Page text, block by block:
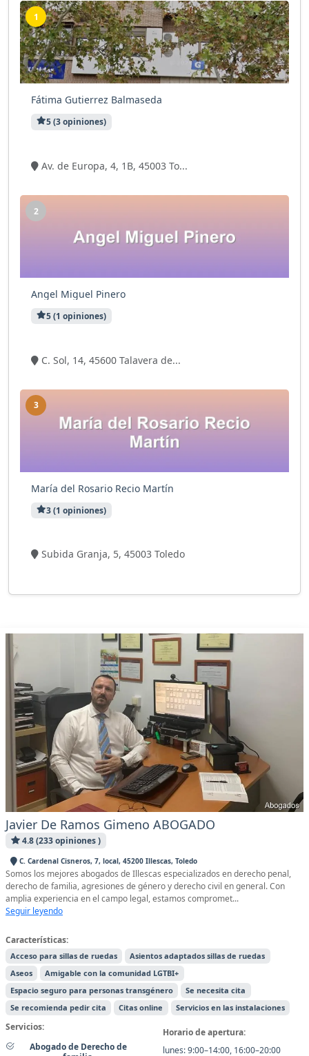
1
Fátima Gutierrez Balmaseda
5 (3 opiniones)
Av. de Europa, 4, 1B, 45003 To...
2
Angel Miguel Pinero
5 (1 opiniones)
C. Sol, 14, 45600 Talavera de...
3
María del Rosario Recio Martín
3 (1 opiniones)
Subida Granja, 5, 45003 Toledo
Javier De Ramos Gimeno ABOGADO
4.8 (233 opiniones )
C. Cardenal Cisneros, 7, local, 45200 Illescas, Toledo
Somos los mejores abogados de Illescas especializados en derecho penal,
derecho de familia, agresiones de género y derecho civil en general. Con
amplia experiencia en el campo legal, estamos compromet...
Seguir leyendo
Características:
Acceso para sillas de ruedas
Asientos adaptados sillas de ruedas
Aseos
Amigable con la comunidad LGTBI+
Espacio seguro para personas transgénero
Se necesita cita
Se recomienda pedir cita
Citas online Servicios en las instalaciones
Servicios:
Abogado de Derecho de
Horario de apertura:
lunes: 9:00–14:00, 16:00–20:00